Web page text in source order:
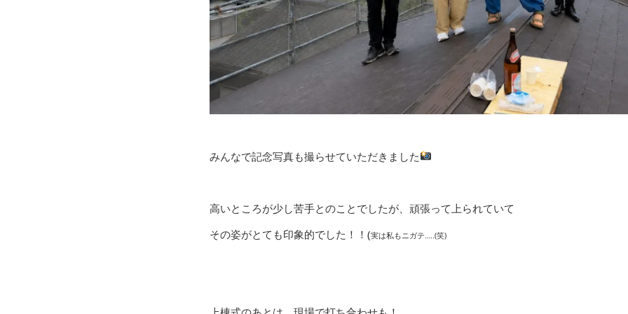
みんなで記念写真も撮らせていただきました
高いところが少し苦手とのことでしたが、頑張って上られていて
その姿がとても印象的でした！！(実は私もニガテ…..(笑)